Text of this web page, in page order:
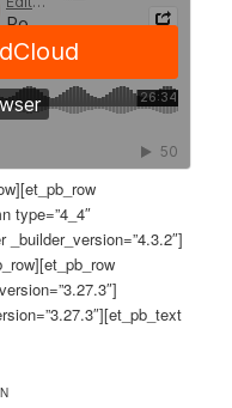
type=”4_4″
_builder_version=”4.3.2″]